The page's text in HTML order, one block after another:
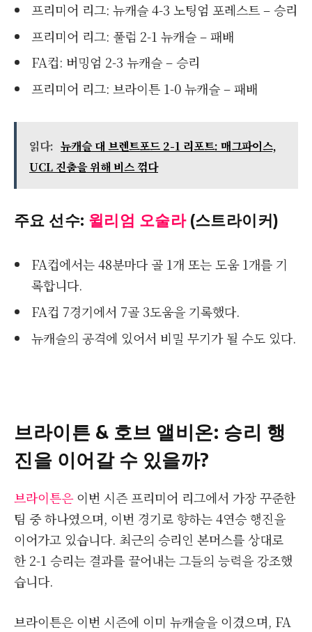
프리미어 리그: 뉴캐슬 4-3 노팅엄 포레스트 – 승리
프리미어 리그: 풀럼 2-1 뉴캐슬 – 패배
FA컵: 버밍엄 2-3 뉴캐슬 – 승리
프리미어 리그: 브라이튼 1-0 뉴캐슬 – 패배
읽다: 뉴캐슬 대 브렌트포드 2-1 리포트: 매그파이스,
UCL 진출을 위해 비스 꺾다
주요 선수: 윌리엄 오술라 (스트라이커)
FA컵에서는 48분마다 골 1개 또는 도움 1개를 기
록합니다.
FA컵 7경기에서 7골 3도움을 기록했다.
뉴캐슬의 공격에 있어서 비밀 무기가 될 수도 있다.
브라이튼 & 호브 앨비온: 승리 행
진을 이어갈 수 있을까?
브라이튼은이번 시즌 프리미어 리그에서 가장 꾸준한
팀 중 하나였으며, 이번 경기로 향하는 4연승 행진을
이어가고 있습니다. 최근의 승리인 본머스를 상대로
한 2-1 승리는 결과를 끌어내는 그들의 능력을 강조했
습니다.
브라이튼은 이번 시즌에 이미 뉴캐슬을 이겼으며, FA